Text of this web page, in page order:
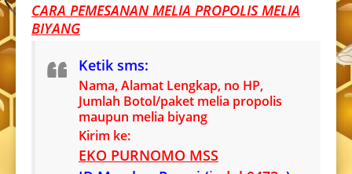
CARA PEMESANAN MELIA PROPOLIS MELIA
BIYANG
Ketik sms:
Nama, Alamat Lengkap, no HP,
Jumlah Botol/paket melia propolis
maupun melia biyang
Kirim ke:
EKO PURNOMO MSS